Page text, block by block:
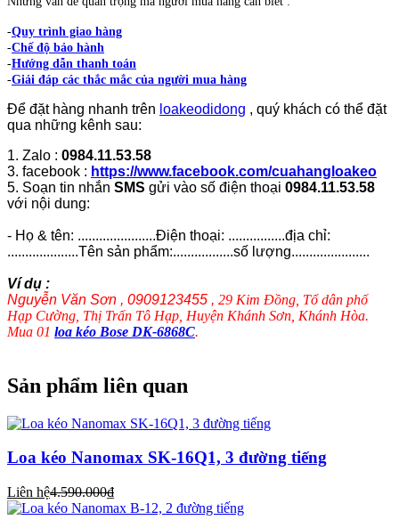
-Quy trình giao hàng
-Chế độ bảo hành
-Hướng dẫn thanh toán
-Giải đáp các thắc mắc của người mua hàng
Để đặt hàng nhanh trên loakeodidong , quý khách có thể đặt
qua những kênh sau:
1. Zalo : 0984.11.53.58
3. facebook : https://www.facebook.com/cuahangloakeo
5. Soạn tin nhắn SMS gửi vào số điện thoại 0984.11.53.58
với nội dung:
- Họ & tên: ......................Điện thoại: ................địa chỉ:
....................Tên sản phẩm:.................số lượng......................
Ví dụ :
Nguyễn Văn Sơn , 0909123455 , 29 Kim Đồng, Tổ dân phố
Hạp Cường, Thị Trấn Tô Hạp, Huyện Khánh Sơn, Khánh Hòa.
Mua 01 loa kéo Bose DK-6868C.
Sản phẩm liên quan
Loa kéo Nanomax SK-16Q1, 3 đường tiếng
Liên hệ4.590.000₫